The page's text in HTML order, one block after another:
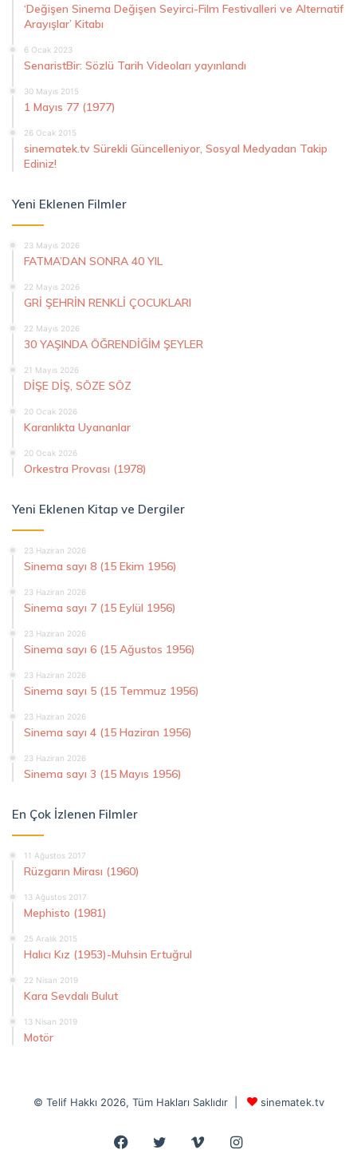
‘Değişen Sinema Değişen Seyirci-Film Festivalleri ve Alternatif
Arayışlar’ Kitabı
6 Ocak 2023
SenaristBir: Sözlü Tarih Videoları yayınlandı
30 Mayıs 2015
1 Mayıs 77 (1977)
26 Ocak 2015
sinematek.tv Sürekli Güncelleniyor, Sosyal Medyadan Takip
Ediniz!
Yeni Eklenen Filmler
23 Mayıs 2026
FATMA’DAN SONRA 40 YIL
22 Mayıs 2026
GRİ ŞEHRİN RENKLİ ÇOCUKLARI
22 Mayıs 2026
30 YAŞINDA ÖĞRENDİĞİM ŞEYLER
21 Mayıs 2026
DİŞE DİŞ, SÖZE SÖZ
20 Ocak 2026
Karanlıkta Uyananlar
20 Ocak 2026
Orkestra Provası (1978)
Yeni Eklenen Kitap ve Dergiler
23 Haziran 2026
Sinema sayı 8 (15 Ekim 1956)
23 Haziran 2026
Sinema sayı 7 (15 Eylül 1956)
23 Haziran 2026
Sinema sayı 6 (15 Ağustos 1956)
23 Haziran 2026
Sinema sayı 5 (15 Temmuz 1956)
23 Haziran 2026
Sinema sayı 4 (15 Haziran 1956)
23 Haziran 2026
Sinema sayı 3 (15 Mayıs 1956)
En Çok İzlenen Filmler
11 Ağustos 2017
Rüzgarın Mirası (1960)
13 Ağustos 2017
Mephisto (1981)
25 Aralık 2015
Halıcı Kız (1953)-Muhsin Ertuğrul
22 Nisan 2019
Kara Sevdalı Bulut
13 Nisan 2019
Motör
© Telif Hakkı 2026, Tüm Hakları Saklıdır | sinematek.tv
Facebook
Twitter VimeoInstagram